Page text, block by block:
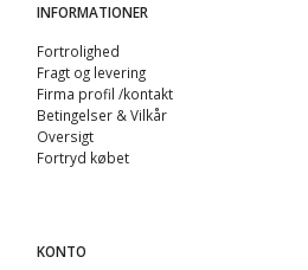
INFORMATIONER
Fortrolighed
Fragt og levering
Firma profil /kontakt
Betingelser & Vilkår
Oversigt
Fortryd købet
KONTO